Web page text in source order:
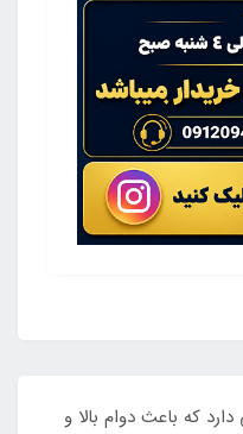
که باعث دوام بالا و